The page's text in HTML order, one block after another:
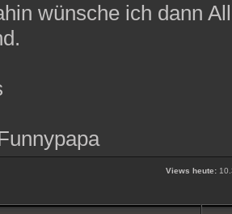
wünsche ich dann
Views heute: